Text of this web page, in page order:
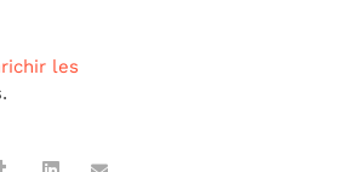
les